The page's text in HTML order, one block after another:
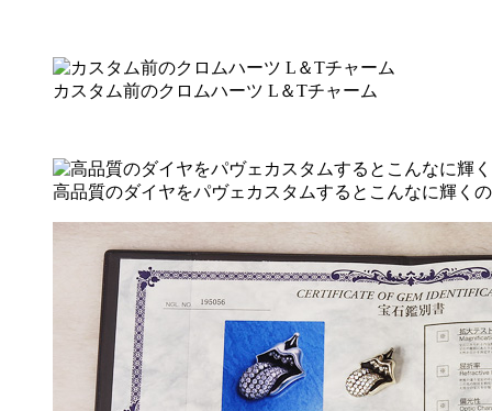
カスタム前のクロムハーツ L＆Tチャーム
高品質のダイヤをパヴェカスタムするとこんなに輝く